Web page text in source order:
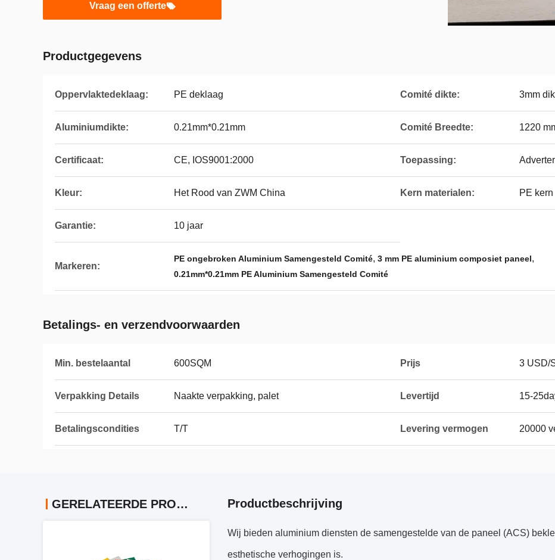
Vraag een offerte
Productgegevens
Oppervlaktedeklaag: PE deklaag Comité dikte: 3mm
Aluminiumdikte: 0.21mm*0.21mm Comité Breedte: 1220
Certificaat: CE, IOS9001:2000 Toepassing:
Kleur: Het Rood van ZWM China Kern materialen: PE kern
Garantie: 10 jaar
Markeren:
PE ongebroken Aluminium Samengesteld Comité, 3 mm PE aluminium composiet paneel,
0.21mm*0.21mm PE Aluminium Samengesteld Comité
Betalings- en verzendvoorwaarden
Min. bestelaantal 600SQM Prijs 3 USD/
Verpakking Details Naakte verpakking, palet Levertijd 15-
Betalingscondities T/T Levering vermogen 20000
GERELATEERDE PRODUCTEN Productbeschrijving
Wij bieden aluminium diensten de samengestelde van de paneel (ACS)
esthetische verhogingen is.